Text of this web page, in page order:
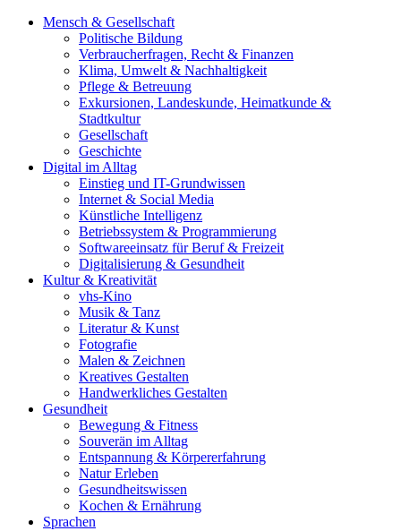
Mensch & Gesellschaft
Politische Bildung
Verbraucherfragen, Recht & Finanzen
Klima, Umwelt & Nachhaltigkeit
Pflege & Betreuung
Exkursionen, Landeskunde, Heimatkunde &
Stadtkultur
Gesellschaft
Geschichte
Digital im Alltag
Einstieg und IT-Grundwissen
Internet & Social Media
Künstliche Intelligenz
Betriebssystem & Programmierung
Softwareeinsatz für Beruf & Freizeit
Digitalisierung & Gesundheit
Kultur & Kreativität
vhs-Kino
Musik & Tanz
Literatur & Kunst
Fotografie
Malen & Zeichnen
Kreatives Gestalten
Handwerkliches Gestalten
Gesundheit
Bewegung & Fitness
Souverän im Alltag
Entspannung & Körpererfahrung
Natur Erleben
Gesundheitswissen
Kochen & Ernährung
Sprachen